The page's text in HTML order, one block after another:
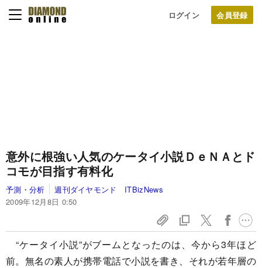
ログイン
意外に根強い人気のケータイ小説ＤｅＮＡとド
コモが目指す有料化
予測・分析
週刊ダイヤモンド ITBizNews
2009年12月8日 0:50
“ケータイ小説”がブームとなったのは、今から3年ほど
前。無名の素人が携帯電話で小説を書き、それが若年層の